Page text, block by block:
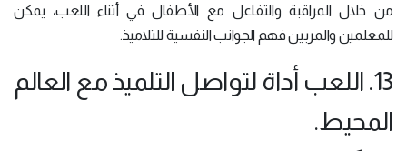
من خلال المراقبة والتفاعل مع الأطفال في أثناء اللعب، يمكن
للمعلمين والمربين فهم الجوانب النفسية للتلاميذ.
13. اللعب أداة لتواصل التلميذ مع العالم
المحيط.